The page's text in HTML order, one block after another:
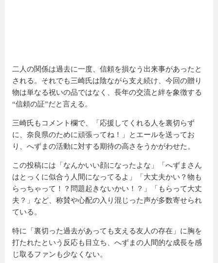
二人の関係は過去に一度、信頼を損なう出来事があったと
される。それでも三崎氏は陰ながら支え続け、今回の贈り
物は単なる祝いの品ではなく、長年の交流と絆を象徴する
“信頼の証”だと言える。
三崎氏もコメント欄で、「応援してくれる人を裏切らず
に、奈良県のために頑張ってね！」とエールを送ってお
り、へずまの活動に対する期待の高さをうかがわせた。
この投稿には「なんかいい顔になったよな」「へずまさん
はとっくに似合う人間になってるよ」「大丈夫かい？物も
らっちゃって！？問題起きないかい！？」「もらって大丈
夫？」など、称賛や心配の入り混じった声が多数寄せられ
ている。
特に「裏切った過去があっても支える友人の存在」に胸を
打たれたという反応も目立ち、へずまの人間的な成長を感
じ取るファンも少なくない。